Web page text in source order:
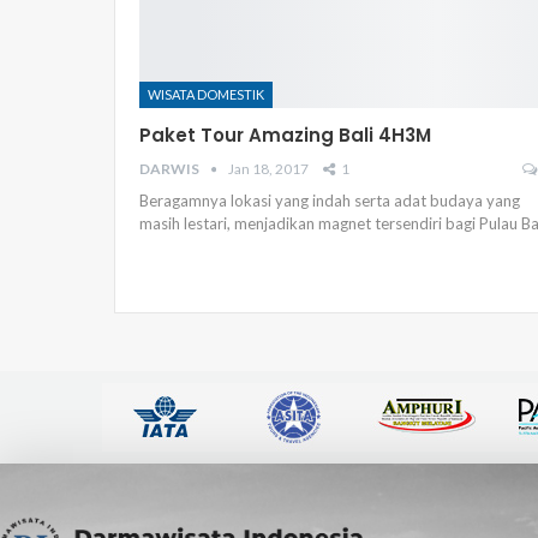
WISATA DOMESTIK
Paket Tour Amazing Bali 4H3M
DARWIS Jan 18, 2017 1
Beragamnya lokasi yang indah serta adat budaya yang
masih lestari, menjadikan magnet tersendiri bagi Pulau